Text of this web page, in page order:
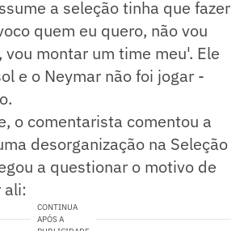
a seleção tinha que fazer
quem eu quero, não vou
vou montar um time meu'. Ele
e o Neymar não foi jogar -
o comentarista comentou a
desorganização na Seleção
a questionar o motivo de
CONTINUA
APÓS A